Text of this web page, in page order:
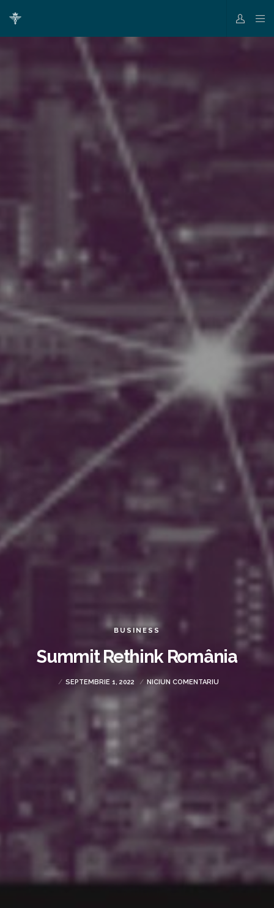
BUSINESS
Summit Rethink România
SEPTEMBRIE 1, 2022 NICIUN COMENTARIU